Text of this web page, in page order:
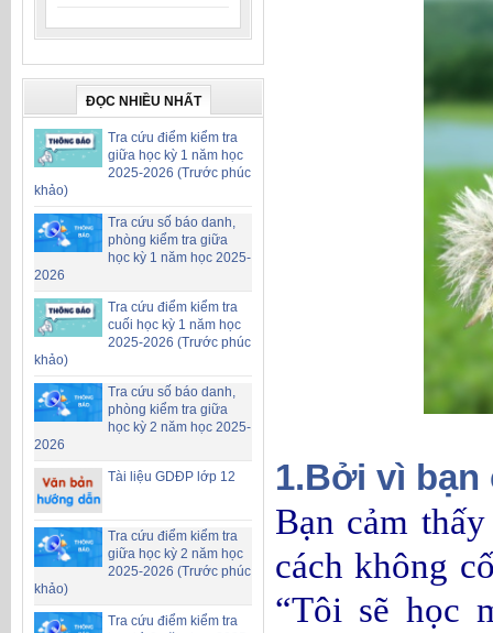
ĐỌC NHIỀU NHẤT
Tra cứu điểm kiểm tra
giữa học kỳ 1 năm học
2025-2026 (Trước phúc
khảo)
Tra cứu số báo danh,
phòng kiểm tra giữa
học kỳ 1 năm học 2025-
2026
Tra cứu điểm kiểm tra
cuối học kỳ 1 năm học
2025-2026 (Trước phúc
khảo)
Tra cứu số báo danh,
phòng kiểm tra giữa
học kỳ 2 năm học 2025-
2026
Tài liệu GDĐP lớp 12
Tra cứu điểm kiểm tra
giữa học kỳ 2 năm học
2025-2026 (Trước phúc
khảo)
Tra cứu điểm kiểm tra
1.Bởi vì bạn
Bạn cảm
cách không
“Tôi sẽ học